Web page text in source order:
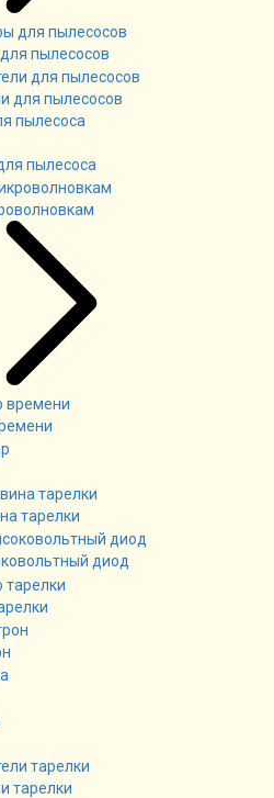
пылесосов
для пылесосов
пылесоса
пылесоса
тарелки
диод
тарелки